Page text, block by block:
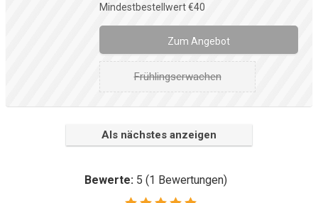
Mindestbestellwert €40
Zum Angebot
Frühlingserwachen
Als nächstes anzeigen
Bewerte: 5 (1 Bewertungen)